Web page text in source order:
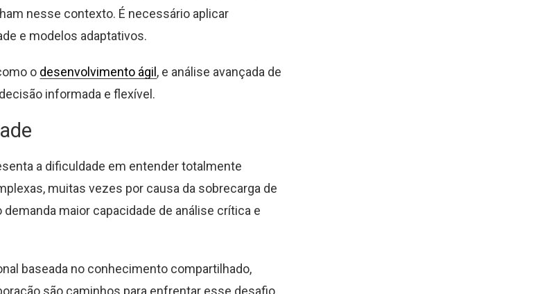
nesse contexto. É necessário aplicar
e modelos adaptativos.
o desenvolvimento ágil , e análise avançada de
informada e flexível.
a dificuldade em entender totalmente
muitas vezes por causa da sobrecarga de
maior capacidade de análise crítica e
baseada no conhecimento compartilhado,
são caminhos para enfrentar esse desafio.